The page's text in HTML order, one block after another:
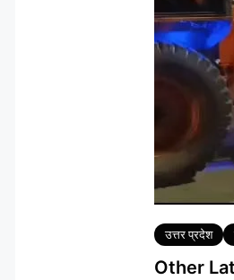
Tags
उत्तर प्रदेश
Other